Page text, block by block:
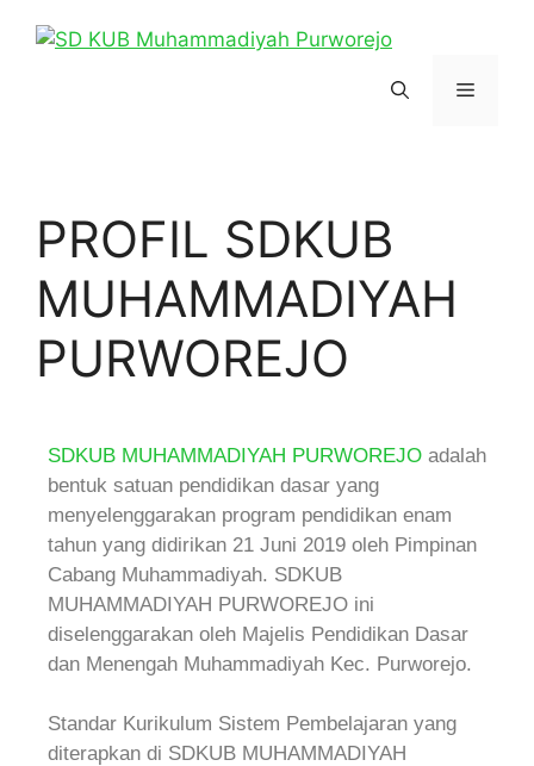
PROFIL SDKUB
MUHAMMADIYAH
PURWOREJO
SDKUB MUHAMMADIYAH PURWOREJO adalah
bentuk satuan pendidikan dasar yang
menyelenggarakan program pendidikan enam
tahun yang didirikan 21 Juni 2019 oleh Pimpinan
Cabang Muhammadiyah. SDKUB
MUHAMMADIYAH PURWOREJO ini
diselenggarakan oleh Majelis Pendidikan Dasar
dan Menengah Muhammadiyah Kec. Purworejo.
Standar Kurikulum Sistem Pembelajaran yang
diterapkan di SDKUB MUHAMMADIYAH